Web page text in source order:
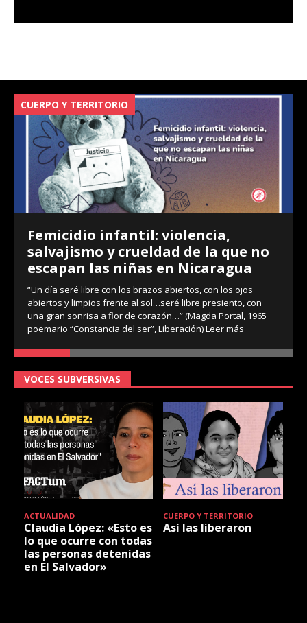
CUERPO Y TERRITORIO
Femicidio infantil: violencia,
salvajismo y crueldad de la que no
escapan las niñas en Nicaragua
“Un día seré libre con los brazos abiertos, con los ojos
abiertos y limpios frente al sol…seré libre presiento, con
una gran sonrisa a flor de corazón…” (Magda Portal, 1965
poemario “Constancia del ser”, Liberación)Leer más
VOCES SUBVERSIVAS
ACTUALIDAD
Claudia López: «Esto es
lo que ocurre con todas
las personas detenidas
en El Salvador»
CUERPO Y TERRITORIO
Así las liberaron